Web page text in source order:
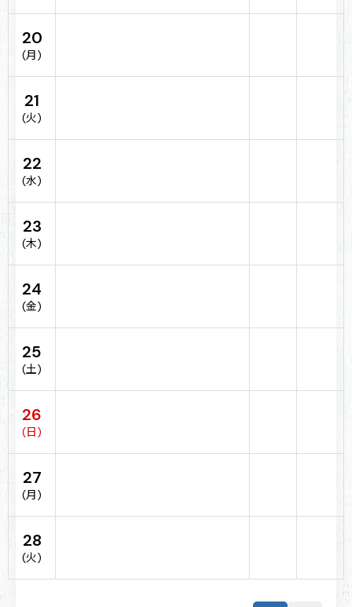
20
(月)
21
(火)
22
(水)
23
(木)
24
(金)
25
(土)
26
(日)
27
(月)
28
(火)